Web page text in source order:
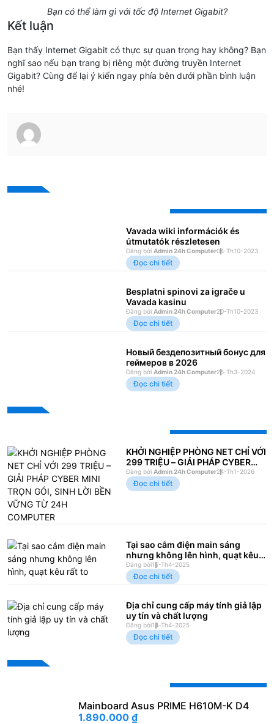
Bạn có thể làm gì với tốc độ Internet Gigabit?
Kết luận
Bạn thấy Internet Gigabit có thực sự quan trọng hay không? Bạn
nghĩ sao nếu bạn trang bị riêng một đường truyền Internet
Gigabit? Cùng để lại ý kiến ngay phía bên dưới phần bình luận
nhé!
Vavada wiki információk és
útmutatók részletesen
Đăng bởi Admin 24h Computer04-Th10-2023
Đọc chi tiết
Besplatni spinovi za igrače u
Vavada kasinu
Đăng bởi Admin 24h Computer20-Th10-2023
Đọc chi tiết
Новый бездепозитный бонус для
геймеров в 2026
Đăng bởi Admin 24h Computer26-Th3-2024
Đọc chi tiết
KHỞI NGHIỆP PHÒNG NET CHỈ VỚI
299 TRIỆU – GIẢI PHÁP CYBER
MINI TRỌN GÓI, SINH LỜI BỀN
VỮNG TỪ 24H COMPUTER
Đăng bởi Admin 24h Computer24-Th1-2026
Đọc chi tiết
Tại sao cắm điện main sáng
nhưng không lên hình, quạt kêu
rất to
Đăng bởi15-Th4-2025
Đọc chi tiết
Địa chỉ cung cấp máy tính giả lập
uy tín và chất lượng
Đăng bởi14-Th4-2025
Đọc chi tiết
Mainboard Asus PRIME H610M-K D4
1.890.000 ₫